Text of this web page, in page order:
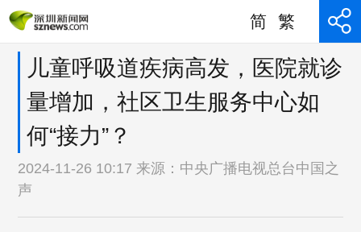
简 繁
儿童呼吸道疾病高发，医院就诊
量增加，社区卫生服务中心如
何“接力”？
2024-11-26 10:17 来源： 中央广播电视总台中国之
声